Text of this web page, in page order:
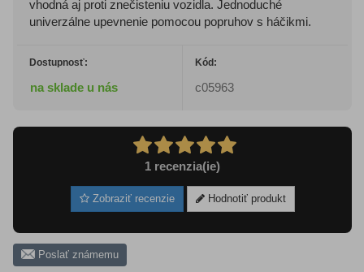
vhodná aj proti znečisteniu vozidla. Jednoduché
univerzálne upevnenie pomocou popruhov s háčikmi.
Dostupnosť:
na sklade u nás
Kód:
c05963
1 recenzia(ie)
Zobraziť recenzie Hodnotiť produkt
Poslať známemu